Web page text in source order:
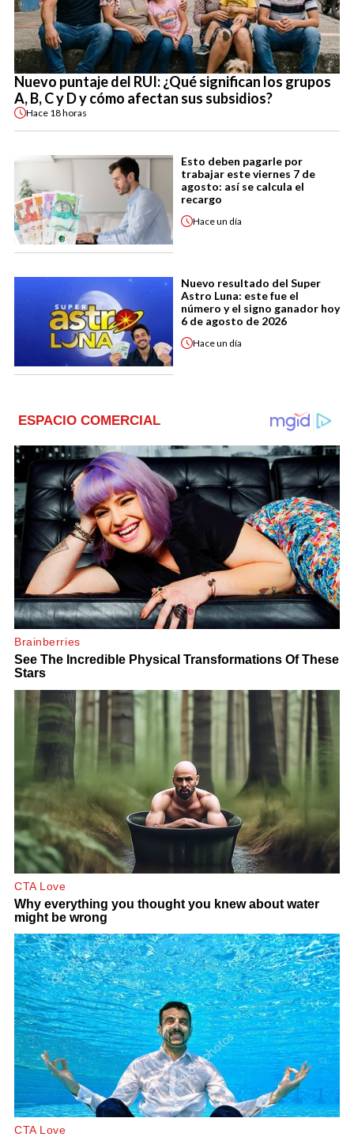
Nuevo puntaje del RUI: ¿Qué significan los grupos
A, B, C y D y cómo afectan sus subsidios?
Hace 18 horas
Esto deben pagarle por
trabajar este viernes 7 de
agosto: así se calcula el
recargo
Haceun día
Nuevo resultado del Super
Astro Luna: este fue el
número y el signo ganador hoy
6 de agosto de 2026
Haceun día